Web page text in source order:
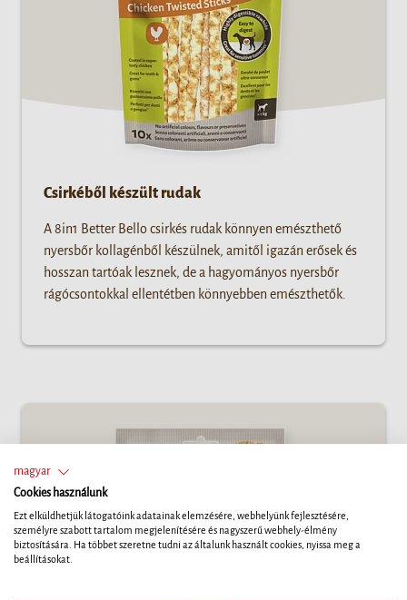
Csirkéből készült rudak
A 8in1 Better Bello csirkés rudak könnyen emészthető
nyersbőr kollagénből készülnek, amitől igazán erősek és
hosszan tartóak lesznek, de a hagyományos nyersbőr
rágócsontokkal ellentétben könnyebben emészthetők.
magyar
Cookies használunk
Ezt elküldhetjük látogatóink adatainak elemzésére, webhelyünk fejlesztésére,
személyre szabott tartalom megjelenítésére és nagyszerű webhely-élmény
biztosítására. Ha többet szeretne tudni az általunk használt cookies, nyissa meg a
beállításokat.